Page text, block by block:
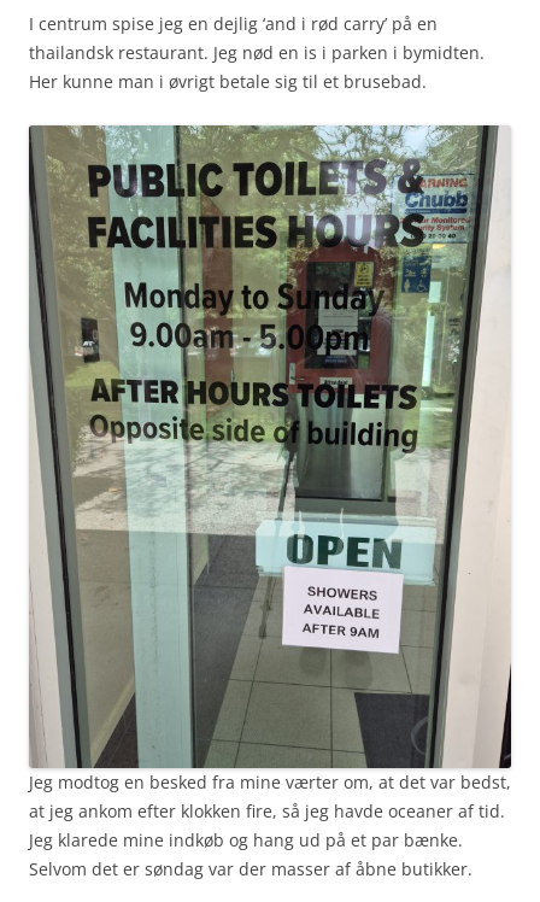
I centrum spise jeg en dejlig ‘and i rød carry’ på en
thailandsk restaurant. Jeg nød en is i parken i bymidten.
Her kunne man i øvrigt betale sig til et brusebad.
Jeg modtog en besked fra mine værter om, at det var bedst,
at jeg ankom efter klokken fire, så jeg havde oceaner af tid.
Jeg klarede mine indkøb og hang ud på et par bænke.
Selvom det er søndag var der masser af åbne butikker.